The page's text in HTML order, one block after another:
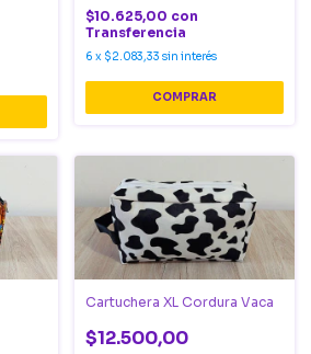
$10.625,00 con
Transferencia
6 x $2.083,33 sin interés
Cartuchera XL Cordura Vaca
$12.500,00